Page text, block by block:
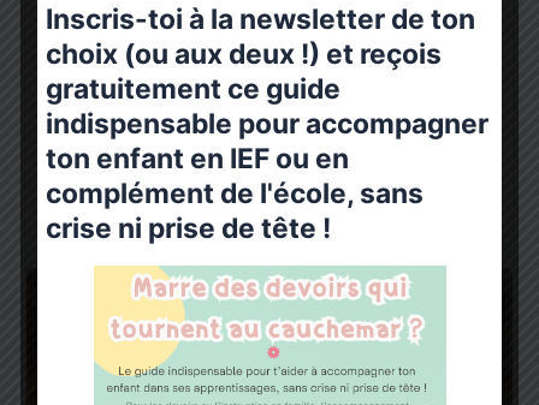
Se situer dans le temps – les périodes
historiques
Ma Bulle Happy Family/ 31 juillet 2024
Lorsqu’on aborde l’histoire avec les enfants,
impossible de faire l’impasse sur les périodes
historiques. En effet, l’Histoire du monde est
Inscris-toi à la newsletter de ton
choix (ou aux deux !) et reçois
gratuitement ce guide
indispensable pour accompagner
ton enfant en IEF ou en
complément de l'école, sans
crise ni prise de tête !